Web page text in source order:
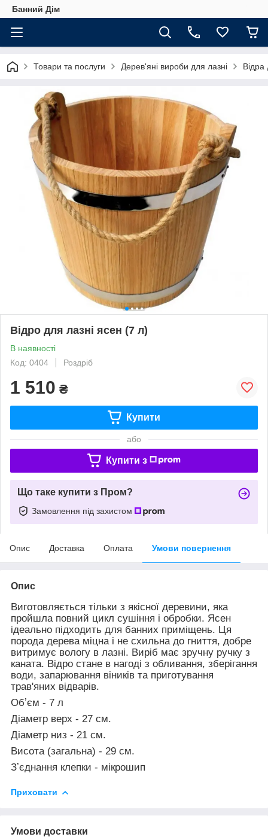
Банний Дім
Товари та послуги Дерев'яні вироби для лазні Відра
Відро для лазні ясен (7 л)
В наявності
Код: 0404
Роздріб
1 510 ₴
Купити
або
Купити з
Що таке купити з Пром?
Замовлення під захистом
Опис Доставка Оплата Умови повернення
Опис
Виготовляється тільки з якісної деревини, яка
пройшла повний цикл сушіння і обробки. Ясен
ідеально підходить для банних приміщень. Ця
порода дерева міцна і не схильна до гниття, добре
витримує вологу в лазні. Виріб має зручну ручку з
каната. Відро стане в нагоді з обливання, зберігання
води, запарювання віників та приготування
трав'яних відварів.
Обʼєм - 7 л
Діаметр верх - 27 см.
Діаметр низ - 21 см.
Висота (загальна) - 29 см.
Зʼєднання клепки - мікрошип
Приховати
Умови доставки